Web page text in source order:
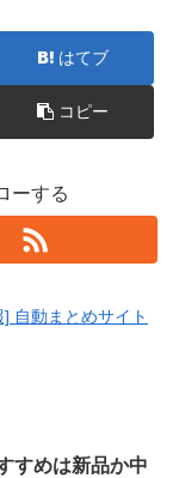
はてブ
コピー
ーする
自動まとめサイト
すめは新品か中